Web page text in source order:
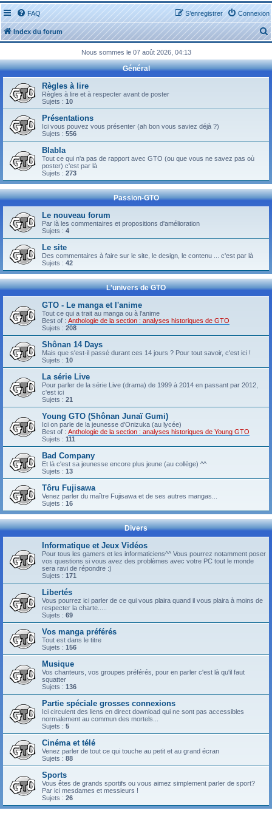
FAQ Connexion
S’enregistrer
Index du forum
e
c
Nous sommes le 07 août 2026, 04:13
Général
Règles à lire
Règles à lire et à respecter avant de poster
Sujets : 10
Présentations
Ici vous pouvez vous présenter (ah bon vous saviez déjà ?)
Sujets : 556
Blabla
Tout ce qui n'a pas de rapport avec GTO (ou que vous ne savez pas où
poster) c'est par là
Sujets : 273
Passion-GTO
Le nouveau forum
Par là les commentaires et propositions d'amélioration
Sujets : 4
Le site
Des commentaires à faire sur le site, le design, le contenu ... c'est par là
Sujets : 42
L'univers de GTO
GTO - Le manga et l'anime
Tout ce qui a trait au manga ou à l'anime
Best of : Anthologie de la section : analyses historiques de GTO
Sujets : 208
Shônan 14 Days
Mais que s'est-il passé durant ces 14 jours ? Pour tout savoir, c'est ici !
Sujets : 10
La série Live
Pour parler de la série Live (drama) de 1999 à 2014 en passant par 2012,
c'est ici
Sujets : 21
Young GTO (Shônan Junaï Gumi)
Ici on parle de la jeunesse d'Onizuka (au lycée)
Best of : Anthologie de la section : analyses historiques de Young GTO
Sujets : 111
Bad Company
Et là c'est sa jeunesse encore plus jeune (au collège) ^^
Sujets : 13
Tôru Fujisawa
Venez parler du maître Fujisawa et de ses autres mangas...
Sujets : 16
Divers
Informatique et Jeux Vidéos
Pour tous les gamers et les informaticiens^^ Vous pourrez notamment poser
vos questions si vous avez des problèmes avec votre PC tout le monde
sera ravi de répondre :)
Sujets : 171
Libertés
Vous pourrez ici parler de ce qui vous plaira quand il vous plaira à moins de
respecter la charte.....
Sujets : 69
Vos manga préférés
Tout est dans le titre
Sujets : 156
Musique
Vos chanteurs, vos groupes préférés, pour en parler c'est là qu'il faut
squatter
Sujets : 136
Partie spéciale grosses connexions
Ici circulent des liens en direct download qui ne sont pas accessibles
normalement au commun des mortels...
Sujets : 5
Cinéma et télé
Venez parler de tout ce qui touche au petit et au grand écran
Sujets : 88
Sports
Vous êtes de grands sportifs ou vous aimez simplement parler de sport?
Par ici mesdames et messieurs !
Sujets : 26